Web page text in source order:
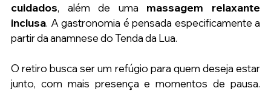
cuidados, além de uma massagem relaxante
inclusa. A gastronomia é pensada especificamente a
partir da anamnese do Tenda da Lua.
O retiro busca ser um refúgio para quem deseja estar
junto, com mais presença e momentos de pausa.